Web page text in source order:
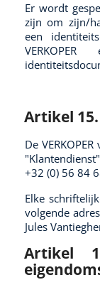
Er wordt
zijn om zijn/
een
Artikel 15.
De
+32 (0) 56 84
Elke
volgende
Jules
Artikel